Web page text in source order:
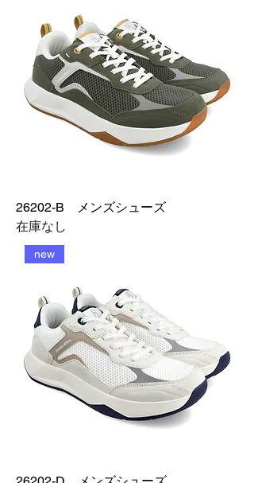
26202-B メンズシューズ
在庫なし
new